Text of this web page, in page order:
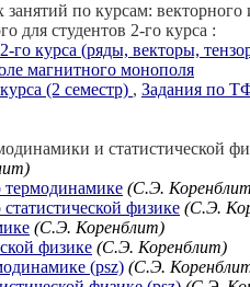
по курсам:
для студентов 2-го курса :
го курса (ряды, векторы,
магнитного монополя
(2 семестр) , Задания по
и статистической
термодинамике (C.Э.
физике (C.Э.
(C.Э. Коренблит)
физике (C.Э. Коренблит)
(psz) (C.Э.